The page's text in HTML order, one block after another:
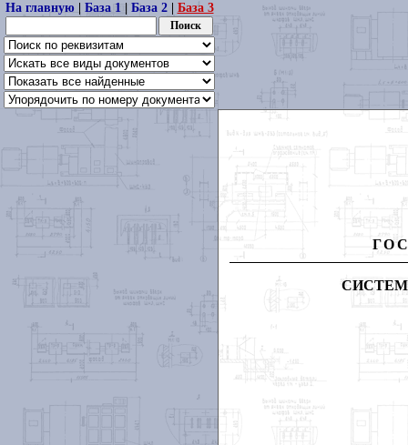
На главную| База 1| База 2| База 3